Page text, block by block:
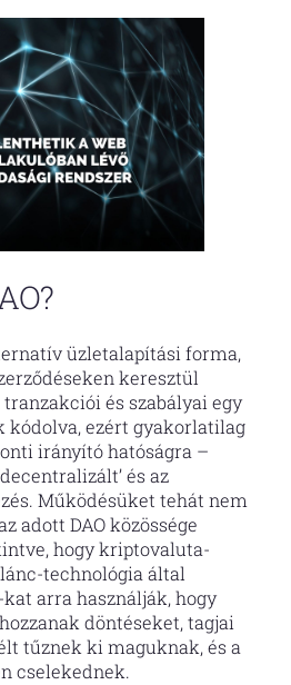
üzletalapítási forma,
keresztül
és szabályai egy
kódolva, ezért gyakorlatilag
irányító hatóságra –
és az
Működésüket tehát nem
adott DAO közössége
hogy kriptovaluta-
technológia által
arra használják, hogy
döntéseket, tagjai
tűznek ki maguknak, és a
cselekednek.